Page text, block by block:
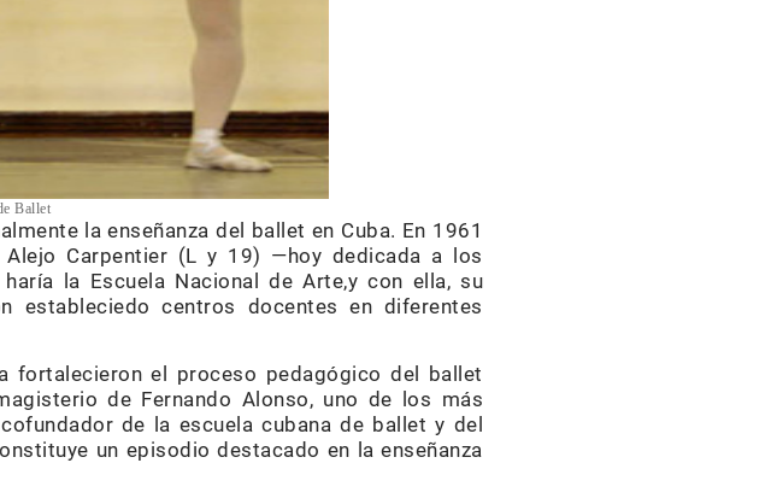
Ballet
la enseñanza del ballet en Cuba. En 1961
Carpentier (L y 19) —hoy dedicada a los
la Escuela Nacional de Arte,y con ella, su
estableciedo centros docentes en diferentes
el proceso pedagógico del ballet
de Fernando Alonso, uno de los más
de la escuela cubana de ballet y del
un episodio destacado en la enseñanza